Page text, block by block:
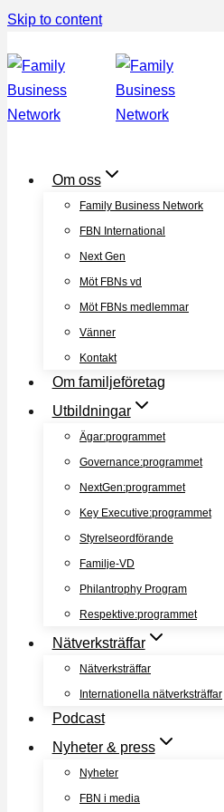
Skip to content
Om oss
Family Business Network
FBN International
Next Gen
Möt FBNs vd
Möt FBNs medlemmar
Vänner
Kontakt
Om familjeföretag
Utbildningar
Ägar:programmet
Governance:programmet
NextGen:programmet
Key Executive:programmet
Styrelseordförande
Familje-VD
Philantrophy Program
Respektive:programmet
Nätverksträffar
Nätverksträffar
Internationella nätverksträffar
Podcast
Nyheter & press
Nyheter
FBN i media